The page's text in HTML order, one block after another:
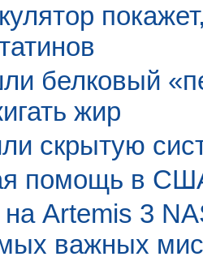
белковый
жир
скрытую
помощь в
на Artemis 3
важных